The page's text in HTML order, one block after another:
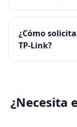
¿Cómo
TP-Link?
¿Necesita